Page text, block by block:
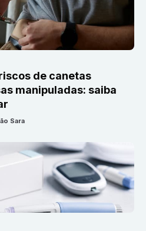
de canetas
manipuladas: saiba
Sara